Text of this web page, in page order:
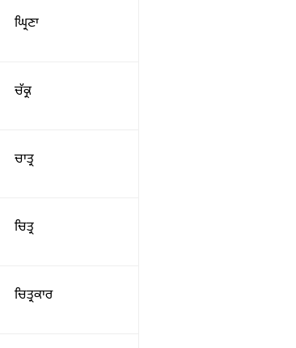
ਘ੍ਰਿਣਾ
ਚੱਕ੍ਰ
ਚਾਤ੍ਰ
ਚਿਤ੍ਰ
ਚਿਤ੍ਰਕਾਰ